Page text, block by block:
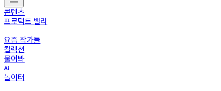
콘텐츠
프로덕트 밸리
요즘 작가들
컬렉션
물어봐
놀이터